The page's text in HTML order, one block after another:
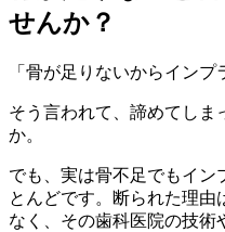
せんか？
「骨が足りないからインプ
そう言われて、諦めてしま
か。
でも、実は骨不足でもイン
とんどです。断られた理由
なく、その歯科医院の技術